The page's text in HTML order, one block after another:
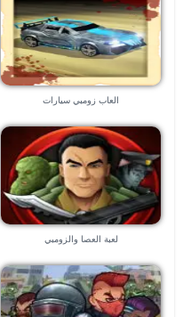
العاب زومبي سيارات
لعبة العصا والزومبي